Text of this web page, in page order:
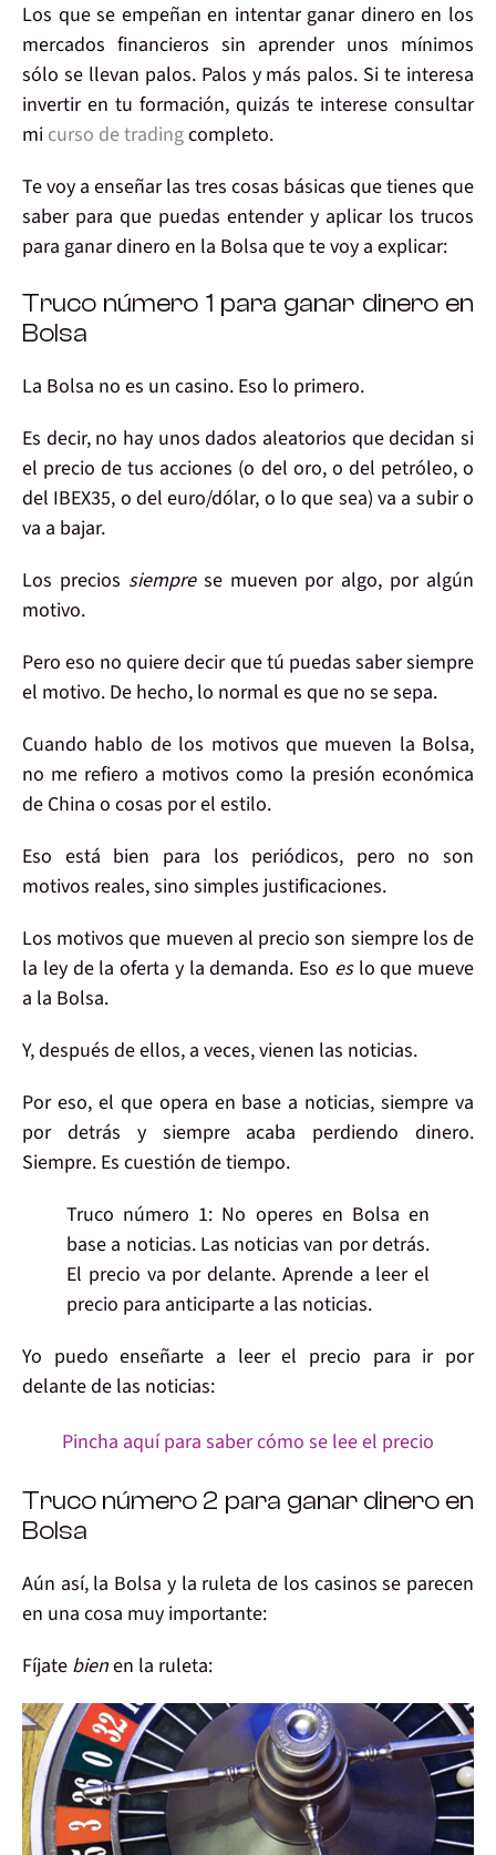
Los que se empeñan en intentar ganardinero en los
mercados financieros sin aprenderunos mínimos
sólo se llevan palos. Palos y más palos. Si te interesa
invertir en tu formación, quizás te interese consultar
mi curso de tradingcompleto.
Te voy a enseñarlas tres cosas básicas que tienes que
saber para que puedas entender y aplicar los trucos
para ganar dinero en la Bolsa que te voy a explicar:
Truco número 1 para ganar dinero en
Bolsa
La Bolsa no es un casino. Eso lo primero.
Es decir, no hay unos dados aleatorios que decidan si
el precio de tus acciones (o del oro, o del petróleo, o
del IBEX35, o del euro/dólar, o lo que sea) va a subiro
va a bajar.
Los precios siemprese mueven por algo, por algún
motivo.
Pero eso no quiere decir que tú puedas sabersiempre
el motivo. De hecho, lo normal es que no se sepa.
Cuando hablo de los motivos que mueven la Bolsa,
no me refiero a motivos como la presión económica
de China o cosas por el estilo.
Eso está bien para los periódicos, pero no son
motivos reales, sino simples justificaciones.
Los motivos que mueven al precio son siempre los de
la ley de la oferta y la demanda. Eso eslo que mueve
a la Bolsa.
Y,después de ellos, a veces, vienen las noticias.
Por eso, el que opera en base a noticias, siempre va
por detrás y siempre acaba perdiendo dinero.
Siempre. Es cuestión de tiempo.
Truco número 1: No operes en Bolsa en
base a noticias. Las noticias van por detrás.
El precio va por delante. Aprende a leer el
precio para anticiparte a las noticias.
Yo puedo enseñarte a leer el precio para ir por
delantede las noticias:
Pincha aquí para saber cómo se lee el precio
Truco número 2 para ganar dinero en
Bolsa
Aún así,la Bolsa y la ruleta de los casinos se parecen
en una cosa muy importante:
Fíjate bienen la ruleta: